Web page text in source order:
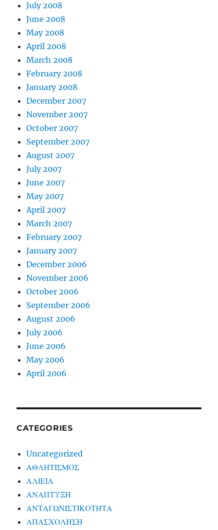
July 2008
June 2008
May 2008
April 2008
March 2008
February 2008
January 2008
December 2007
November 2007
October 2007
September 2007
August 2007
July 2007
June 2007
May 2007
April 2007
March 2007
February 2007
January 2007
December 2006
November 2006
October 2006
September 2006
August 2006
July 2006
June 2006
May 2006
April 2006
CATEGORIES
Uncategorized
ΑΘΛΗΤΙΣΜΟΣ
ΑΛΙΕΙΑ
ΑΝΑΠΤΥΞΗ
ΑΝΤΑΓΩΝΙΣΤΙΚΟΤΗΤΑ
ΑΠΑΣΧΟΛΗΣΗ